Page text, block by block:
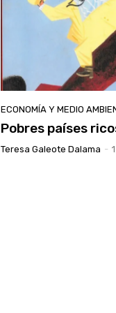
ECONOMÍA Y MEDIO
Pobres países
Teresa Galeote Dalama -